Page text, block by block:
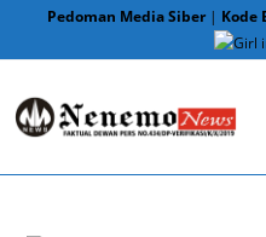
Pedoman Media Siber| Kode